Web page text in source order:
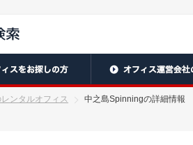
ンタルオフィス 中之島Spinningの詳細情報